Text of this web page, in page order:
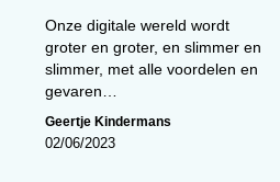
Onze digitale wereld wordt
groter en groter, en slimmer en
slimmer, met alle voordelen en
gevaren…
Geertje Kindermans
02/06/2023